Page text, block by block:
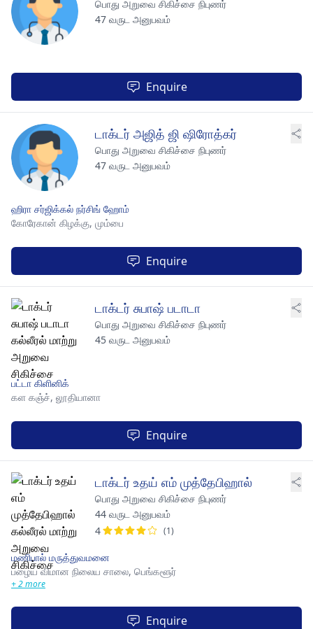
பொது அறுவை சிகிச்சை நிபுணர்
47 வருட அனுபவம்
Enquire
டாக்டர் அஜித் ஜி ஷிரோத்கர்
பொது அறுவை சிகிச்சை நிபுணர்
47 வருட அனுபவம்
ஹிரா சர்ஜிக்கல் நர்சிங் ஹோம்
கோரேகான் கிழக்கு, மும்பை
Enquire
டாக்டர் சுபாஷ் படாடா
பொது அறுவை சிகிச்சை நிபுணர்
45 வருட அனுபவம்
பட்டா கிளினிக்
கள கஞ்ச், லூதியானா
Enquire
டாக்டர் உதய் எம் முத்தேபிஹால்
பொது அறுவை சிகிச்சை நிபுணர்
44 வருட அனுபவம்
4
(1)
மணிபால் மருத்துவமனை
பழைய விமான நிலைய சாலை, பெங்களூர்
+ 2 more
Enquire